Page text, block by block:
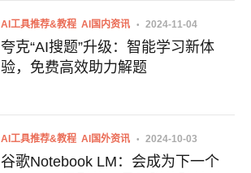
AI工具推荐&教程 AI国内资讯 2024-11-04
夸克“AI搜题”升级：智能学习新体
验，免费高效助力解题
AI工具推荐&教程 AI国外资讯 2024-10-03
谷歌Notebook LM：会成为下一个